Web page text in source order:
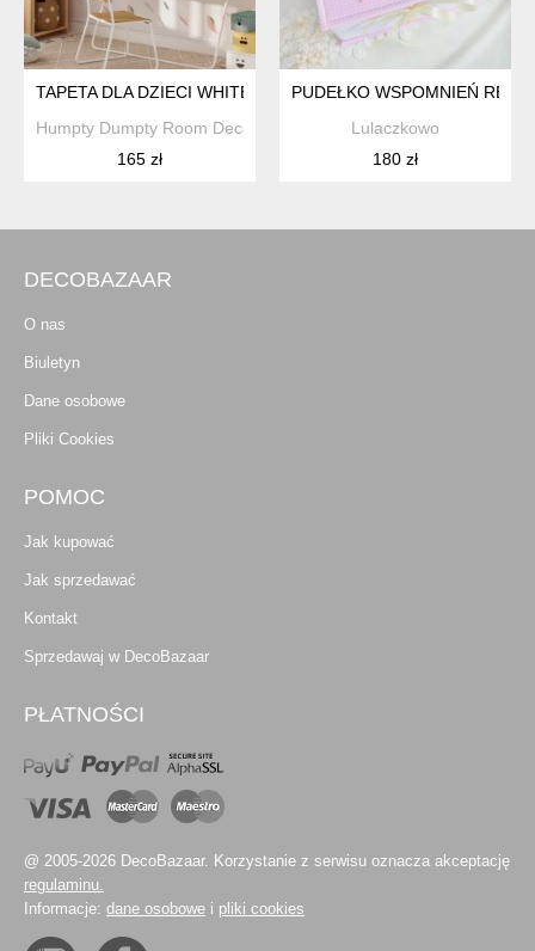
TAPETA DLA DZIECI WHITE LEAVES
Humpty Dumpty Room Decoration
165 zł
PUDEŁKO WSPOMNIEŃ
Lulaczkowo
180 zł
DECOBAZAAR
O nas
Biuletyn
Dane osobowe
Pliki Cookies
POMOC
Jak kupować
Jak sprzedawać
Kontakt
Sprzedawaj w DecoBazaar
PŁATNOŚCI
@ 2005-2026 DecoBazaar. Korzystanie z serwisu oznacza akceptację
regulaminu.
Informacje: dane osobowe i pliki cookies